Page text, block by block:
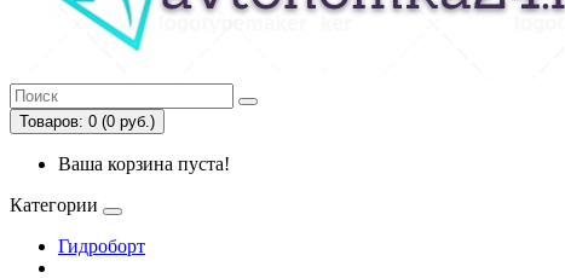
Товаров: 0 (0 руб.)
Ваша корзина пуста!
Категории
Гидроборт